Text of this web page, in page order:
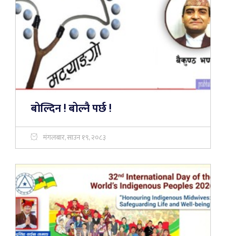
बोल्दिन ! बोल्नै पर्छ !
मंगलबार, साउन १९, २०८३